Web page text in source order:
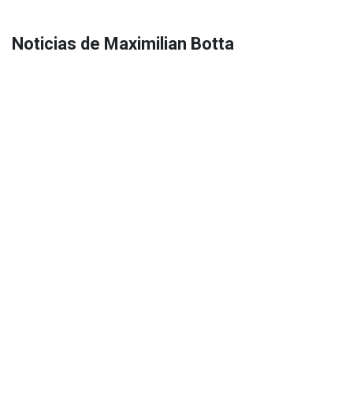
Noticias de Maximilian Botta